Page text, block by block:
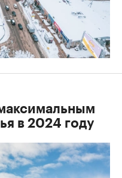
в 2024 году